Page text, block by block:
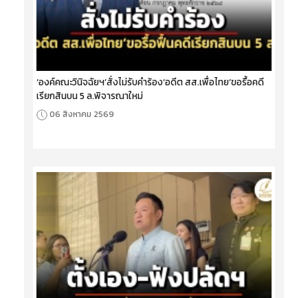
‘องค์คณะวินิจฉัยฯ’สั่งไม่รับคำร้อง‘อดีต สส.เพื่อไทย’ขอรื้อคดี
เรียกสินบน 5 ล.พิจารณาใหม่
06 สิงหาคม 2569